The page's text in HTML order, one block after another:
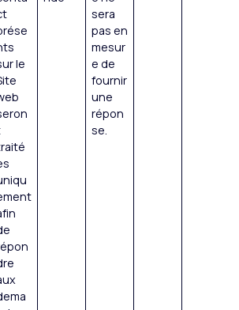
le
sera
pas en
mesur
e de
fournir
une
répon
se.